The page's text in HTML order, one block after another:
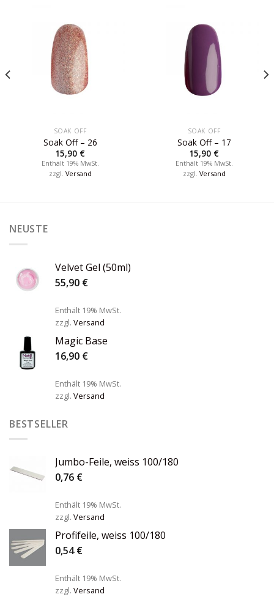
SOAK OFF
Soak Off – 26
15,90 €
Enthält 19% MwSt.
zzgl. Versand
SOAK OFF
Soak Off – 17
15,90 €
Enthält 19% MwSt.
zzgl. Versand
NEUSTE
Velvet Gel (50ml)
55,90 €
Enthält 19% MwSt.
zzgl. Versand
Magic Base
16,90 €
Enthält 19% MwSt.
zzgl. Versand
BESTSELLER
Jumbo-Feile, weiss 100/180
0,76 €
Enthält 19% MwSt.
zzgl. Versand
Profifeile, weiss 100/180
0,54€
Enthält 19% MwSt.
zzgl. Versand